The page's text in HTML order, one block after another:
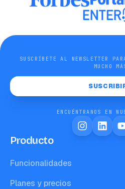
SUSCRÍBETE AL NEWSLETTER
MUCHO
ENCUÉNTRANOS EN
Producto
Funcionalidades
Planes y precios